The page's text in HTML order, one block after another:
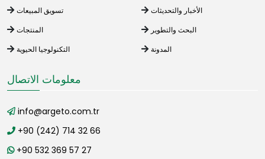
تسويق المبيعات
الأخبار والتحديثات
المنتجات
البحث والتطوير
التكنولوجيا الحيوية
المدونة
معلومات الاتصال
info@argeto.com.tr
+90 (242) 714 32 66
+90 532 369 57 27